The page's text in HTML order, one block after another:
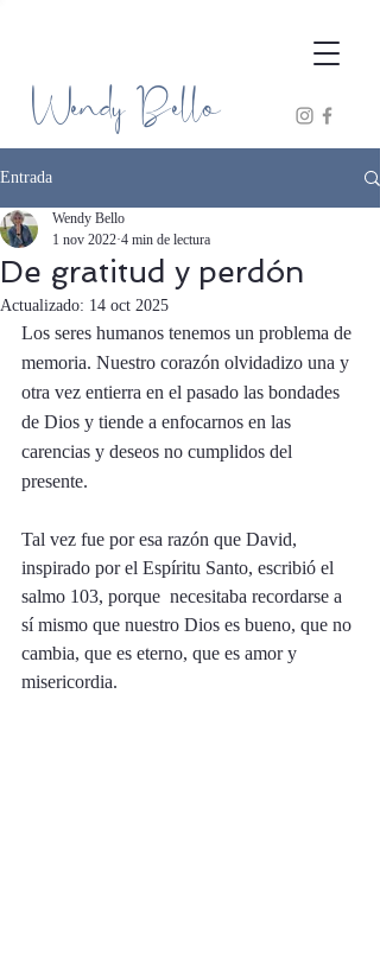
Wendy Bello
Entrada
De gratitud y perdón
Wendy Bello
1 nov 2022 4 min de lectura
Actualizado: 14 oct 2025
Los seres humanos tenemos un problema de
memoria. Nuestro corazón olvidadizo una y
otra vez entierra en el pasado las bondades
de Dios y tiende a enfocarnos en las
carencias y deseos no cumplidos del
presente.
Tal vez fue por esa razón que David,
inspirado por el Espíritu Santo, escribió el
salmo 103, porque  necesitaba recordarse a
sí mismo que nuestro Dios es bueno, que no
cambia, que es eterno, que es amor y
misericordia.